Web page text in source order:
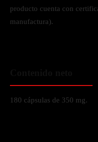
producto cuenta con
manufactura).
180 cápsulas de 350 mg.